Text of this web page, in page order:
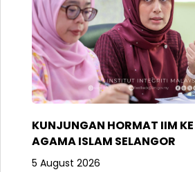
KUNJUNGAN HORMAT IIM
AGAMA ISLAM SELANGOR
5 August 2026